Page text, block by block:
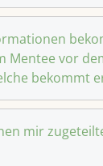
Mentee vor
bekommt
mir